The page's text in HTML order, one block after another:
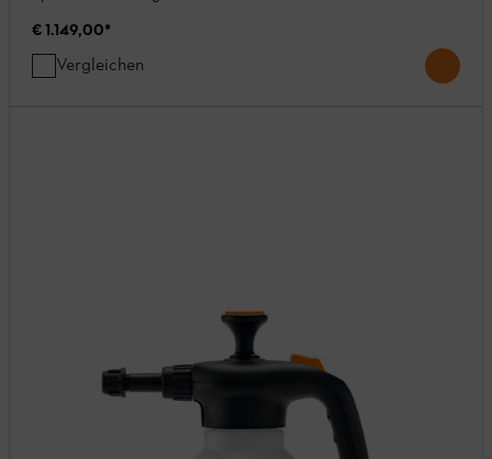
€ 1.149,00*
Vergleichen